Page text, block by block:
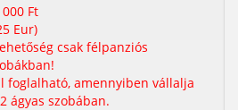
Ft
Eur)
csak félpanziós
foglalható, amennyiben vállalja
ágyas szobában.